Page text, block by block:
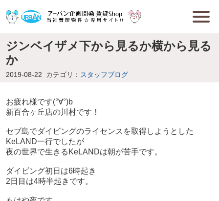
ジンベイザメ下から見るか横から見る
か
2019-08-22 カテゴリ： スタッフブログ
お疲れ様です(°∀°)b
新百合ヶ丘店の川村です！
セブ島でダイビングのライセンスを取得しようとした
KeLAND一行でしたが
夜の世界で生きるKeLANDは朝が苦手です。
ダイビング初日は6時起き
2日目は4時半起きです。